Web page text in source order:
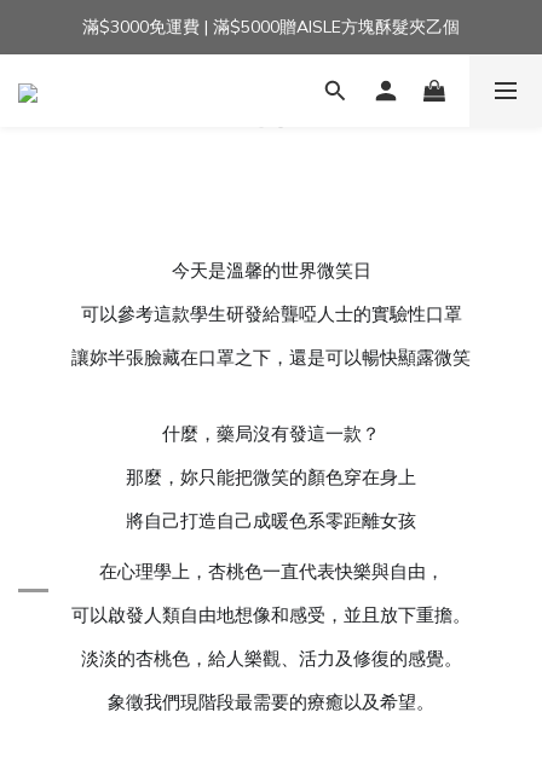
加入官方LINE｜領$100 👉
滿$3000免運費 | 滿$5000贈AISLE方塊酥髮夾乙個
加入官方LINE｜領$100 👉
今天是溫馨的世界微笑日
可以參考這款學生研發給聾啞人士的實驗性口罩
讓妳半張臉藏在口罩之下，還是可以暢快顯露微笑
什麼，藥局沒有發這一款？
那麼，妳只能把微笑的顏色穿在身上
將自己打造自己成暖色系零距離女孩
在心理學上，杏桃色一直代表快樂與自由，
可以啟發人類自由地想像和感受，並且放下重擔。
淡淡的杏桃色，給人樂觀、活力及修復的感覺。
象徵我們現階段最需要的療癒以及希望。